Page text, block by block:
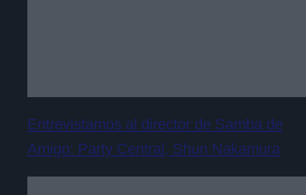
Entrevistamos al director de Samba de
Amigo: Party Central, Shun Nakamura